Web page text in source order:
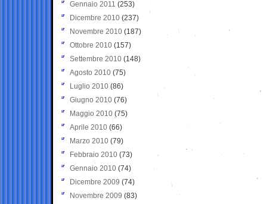
Gennaio 2011 (253)
Dicembre 2010 (237)
Novembre 2010 (187)
Ottobre 2010 (157)
Settembre 2010 (148)
Agosto 2010 (75)
Luglio 2010 (86)
Giugno 2010 (76)
Maggio 2010 (75)
Aprile 2010 (66)
Marzo 2010 (79)
Febbraio 2010 (73)
Gennaio 2010 (74)
Dicembre 2009 (74)
Novembre 2009 (83)